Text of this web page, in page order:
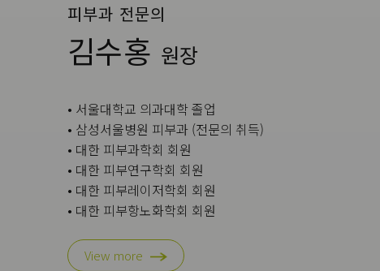
피부과 전문의
김수홍 원장
• 서울대학교 의과대학 졸업
• 삼성서울병원 피부과 (전문의 취득)
• 대한 피부과학회 회원
• 대한 피부연구학회 회원
• 대한 피부레이저학회 회원
• 대한 피부항노화학회 회원
• 대한 코스메틱피부과학회 회원
View more